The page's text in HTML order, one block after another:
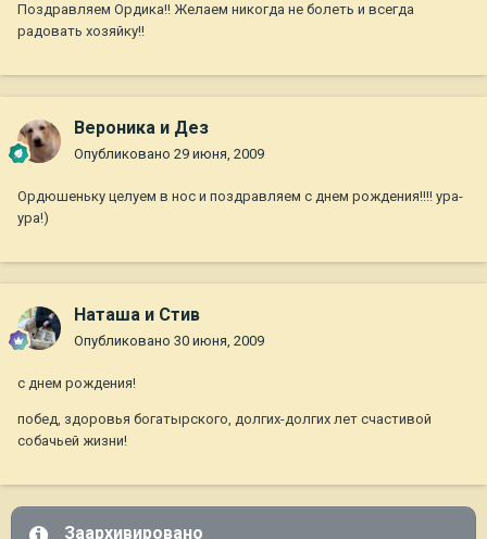
Поздравляем Ордика!! Желаем никогда не болеть и всегда
радовать хозяйку!!
Вероника и Дез
Опубликовано 29 июня, 2009
Ордюшеньку целуем в нос и поздравляем с днем рождения!!!! ура-
ура!)
Наташа и Стив
Опубликовано 30 июня, 2009
с днем рождения!
побед, здоровья богатырского, долгих-долгих лет счастивой
собачьей жизни!
Заархивировано